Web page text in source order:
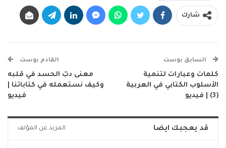
شارك
السابق بوست
كلمات وعبارات لتنمية
الأسلوب الكتابي في العربية
(3) | فيديو
القادم بوست
معنى دبّ الحسد في قلبه
وكيف نستعمله في كتاباتنا |
فيديو
قد يعجبك ايضا المزيد عن المؤلف